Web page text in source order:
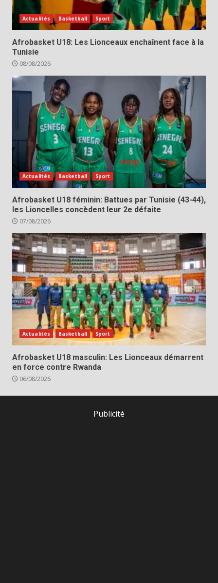
Actualités Basketball Sport
Afrobasket U18: Les Lionceaux enchaînent face à la
Tunisie
08/08/2026
Actualités Basketball Sport
Afrobasket U18 féminin: Battues par Tunisie (43-44),
les Lioncelles concèdent leur 2e défaite
07/08/2026
Actualités Basketball Sport
Afrobasket U18 masculin: Les Lionceaux démarrent
en force contre Rwanda
06/08/2026
Publicité